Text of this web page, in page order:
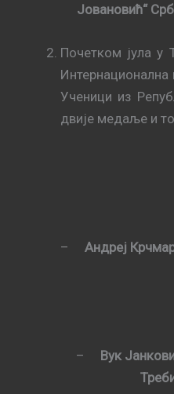
Јовановић“
Почетком јула у
Интернационална
Ученици из
двије медаље и
–
Андреј
–
Вук